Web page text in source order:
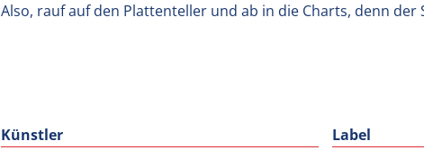
Also, rauf auf den Plattenteller und ab in die Charts, denn
Künstler
Label